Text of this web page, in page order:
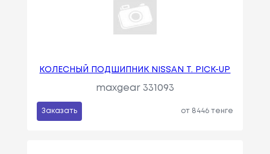
КОЛЕСНЫЙ ПОДШИПНИК NISSAN T. PICK-UP
maxgear 331093
Заказать от 8446 тенге